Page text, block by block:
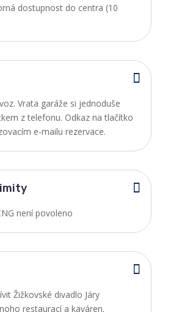
dostupnost do centra (10
Vrata garáže si jednoduše
z telefonu. Odkaz na tlačítko
e-mailu rezervace.
není povoleno
Žižkovské divadlo Járy
restaurací a kaváren.